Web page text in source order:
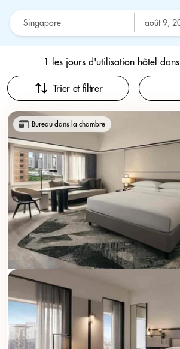
1 les jours d'utilisation hôtel dans
Trier et filtrer
Bureau dans la chambre